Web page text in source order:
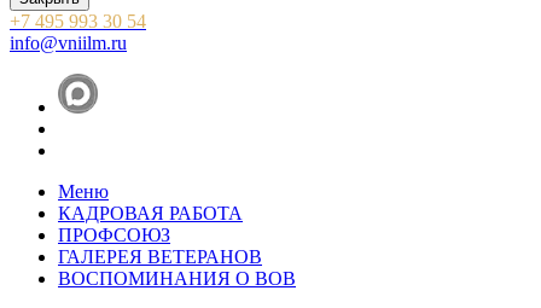
+7 495 993 30 54
info@vniilm.ru
Меню
КАДРОВАЯ РАБОТА
ПРОФСОЮЗ
ГАЛЕРЕЯ ВЕТЕРАНОВ
ВОСПОМИНАНИЯ О ВОВ